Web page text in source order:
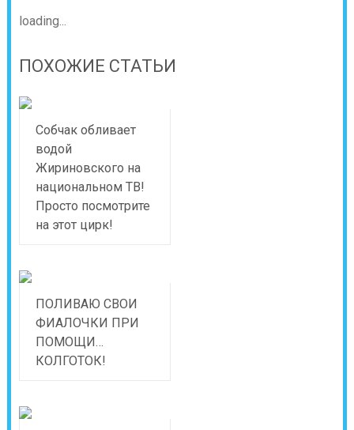
loading...
ПОХОЖИЕ СТАТЬИ
Собчак обливает
водой
Жириновского на
национальном ТВ!
Просто посмотрите
на этот цирк!
ПОЛИВАЮ СВОИ
ФИАЛОЧКИ ПРИ
ПОМОЩИ…
КОЛГОТОК!